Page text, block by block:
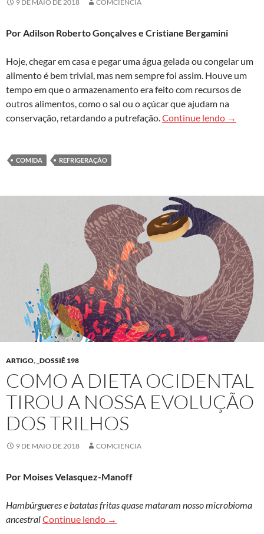
9 DE MAIO DE 2018 COMCIENCIA
Por Adilson Roberto Gonçalves e Cristiane Bergamini
Hoje, chegar em casa e pegar uma água gelada ou congelar um
alimento é bem trivial, mas nem sempre foi assim. Houve um
tempo em que o armazenamento era feito com recursos de
outros alimentos, como o sal ou o açúcar que ajudam na
conservação, retardando a putrefação.Continue lendo A
→
COMIDA REFRIGERAÇÃO
ARTIGO, _DOSSIÊ 198
COMO A DIETA OCIDENTAL
TIROU A NOSSA EVOLUÇÃO
DOS TRILHOS
9 DE MAIO DE 2018 COMCIENCIA
Por Moises Velasquez-Manoff
Hambúrgueres e batatas fritas quase mataram nosso microbioma
ancestralContinue lendo Como a dieta ocidental tirou a nossa
→